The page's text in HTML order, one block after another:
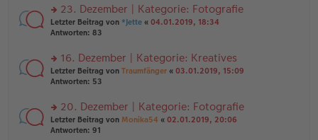
tr
a
g
e
n
er
tr
a
g
n
g
el
e
n
er
tr
a
g
rs
te
n
g
el
e
n
er
23. Dezember | Kategorie: Fotografie
Letzter Beitrag von *Jette « 04.01.2019, 18:34
Antworten: 83
rs
te
n
g
el
16. Dezember | Kategorie: Kreatives
Letzter Beitrag von Traumfänger « 03.01.2019, 15:09
Antworten: 53
rs
te
20. Dezember | Kategorie: Fotografie
Letzter Beitrag von Monika54 « 02.01.2019, 20:06
Antworten: 91